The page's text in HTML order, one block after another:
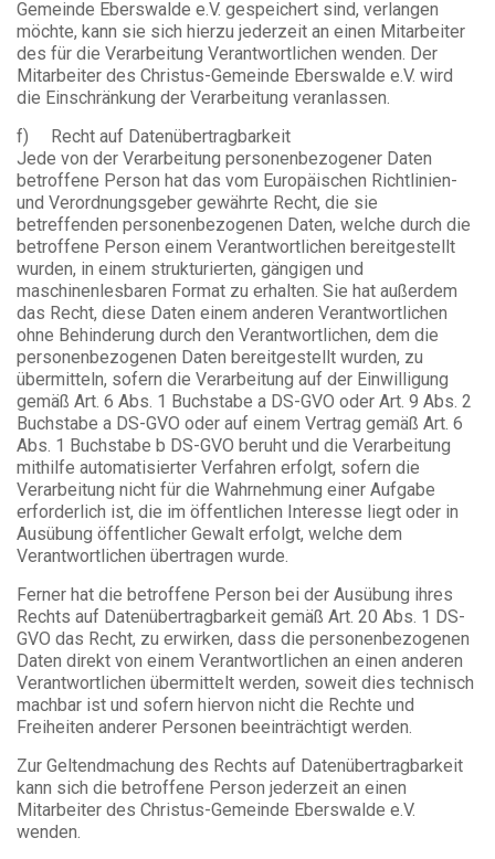
Gemeinde Eberswalde e.V. gespeichert sind, verlangen
möchte, kann sie sich hierzu jederzeit an einen Mitarbeiter
des für die Verarbeitung Verantwortlichen wenden. Der
Mitarbeiter des Christus-Gemeinde Eberswalde e.V. wird
die Einschränkung der Verarbeitung veranlassen.
f) Recht auf Datenübertragbarkeit
Jede von der Verarbeitung personenbezogener Daten
betroffene Person hat das vom Europäischen Richtlinien-
und Verordnungsgeber gewährte Recht, die sie
betreffenden personenbezogenen Daten, welche durch die
betroffene Person einem Verantwortlichen bereitgestellt
wurden, in einem strukturierten, gängigen und
maschinenlesbaren Format zu erhalten. Sie hat außerdem
das Recht, diese Daten einem anderen Verantwortlichen
ohne Behinderung durch den Verantwortlichen, dem die
personenbezogenen Daten bereitgestellt wurden, zu
übermitteln, sofern die Verarbeitung auf der Einwilligung
gemäß Art. 6 Abs. 1 Buchstabe a DS-GVO oder Art. 9 Abs. 2
Buchstabe a DS-GVO oder auf einem Vertrag gemäß Art. 6
Abs. 1 Buchstabe b DS-GVO beruht und die Verarbeitung
mithilfe automatisierter Verfahren erfolgt, sofern die
Verarbeitung nicht für die Wahrnehmung einer Aufgabe
erforderlich ist, die im öffentlichen Interesse liegt oder in
Ausübung öffentlicher Gewalt erfolgt, welche dem
Verantwortlichen übertragen wurde.
Ferner hat die betroffene Person bei der Ausübung ihres
Rechts auf Datenübertragbarkeit gemäß Art. 20 Abs. 1 DS-
GVO das Recht, zu erwirken, dass die personenbezogenen
Daten direkt von einem Verantwortlichen an einen anderen
Verantwortlichen übermittelt werden, soweit dies technisch
machbar ist und sofern hiervon nicht die Rechte und
Freiheiten anderer Personen beeinträchtigt werden.
Zur Geltendmachung des Rechts auf Datenübertragbarkeit
kann sich die betroffene Person jederzeit an einen
Mitarbeiter des Christus-Gemeinde Eberswalde e.V.
wenden.